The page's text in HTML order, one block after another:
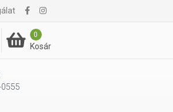
0
Kosár
990 Ft